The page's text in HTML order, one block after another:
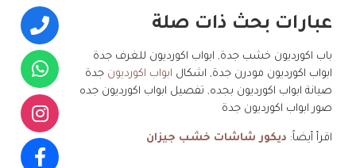
عبارات بحث ذات صلة
باب اكورديون خشب جدة, ابواب اكورديون للغرف جدة
ابواب اكورديون مودرن جدة, اشكال ابواب اكورديون جدة
صيانة ابواب اكورديون بجده, تفصيل ابواب اكورديون جده
صور ابواب اكورديون جدة
اقرأ أيضاً: ديكور شاشات خشب جيزان